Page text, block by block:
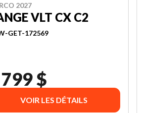
2027
VLT CX C2
GET-172569
$
VOIR LES DÉTAILS